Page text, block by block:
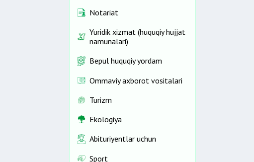
Notariat
Yuridik xizmat (huquqiy hujjat
namunalari)
Bepul huquqiy yordam
Ommaviy axborot vositalari
Turizm
Ekologiya
Abituriyentlar uchun
Sport